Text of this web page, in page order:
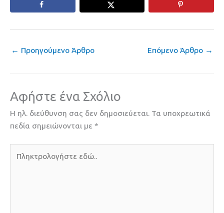
← Προηγούμενο Άρθρο Επόμενο Άρθρο →
Αφήστε ένα Σχόλιο
Η ηλ. διεύθυνση σας δεν δημοσιεύεται. Τα υποχρεωτικά
πεδία σημειώνονται με *